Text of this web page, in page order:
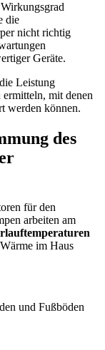
die
nicht richtig
Geräte.
Leistung
mit denen
werden können.
des
für den
arbeiten am
im Haus
und Fußböden